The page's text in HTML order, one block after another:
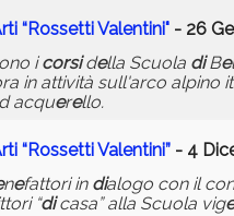
“Rossetti Valentini" - 26
icorsidella Scuola diBe
in attività sull'arco alpino
acquerello.
“Rossetti Valentini” - 4
nefattori in dialogo con il
“dicasa” alla Scuola vige